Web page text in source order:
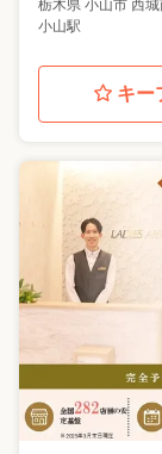
栃木県 小山市 西
小山駅
キー